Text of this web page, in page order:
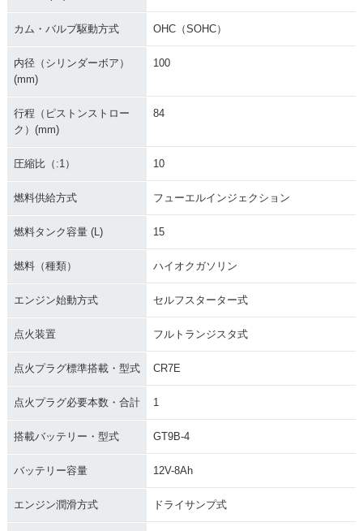
カム・バルブ駆動方式 OHC（SOHC）
内径（シリンダーボア）
(mm)
100
行程（ピストンストロー
ク）(mm)
84
圧縮比（:1） 10
燃料供給方式 フューエルインジェクション
燃料タンク容量 (L) 15
燃料（種類） ハイオクガソリン
エンジン始動方式 セルフスターター式
点火装置 フルトランジスタ式
点火プラグ標準搭載・型式 CR7E
点火プラグ必要本数・合計 1
搭載バッテリー・型式 GT9B-4
バッテリー容量 12V-8Ah
エンジン潤滑方式 ドライサンプ式